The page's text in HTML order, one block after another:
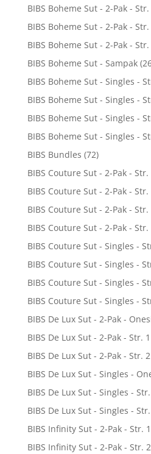
BIBS Boheme Sut - 2-Pak -
BIBS Boheme Sut - 2-Pak -
BIBS Boheme Sut - 2-Pak -
BIBS Boheme Sut - Sampak
BIBS Boheme Sut - Singles -
BIBS Boheme Sut - Singles -
BIBS Boheme Sut - Singles -
BIBS Boheme Sut - Singles -
BIBS Bundles (72)
BIBS Couture Sut - 2-Pak -
BIBS Couture Sut - 2-Pak -
BIBS Couture Sut - 2-Pak -
BIBS Couture Sut - 2-Pak -
BIBS Couture Sut - Singles -
BIBS Couture Sut - Singles -
BIBS Couture Sut - Singles -
BIBS Couture Sut - Singles -
BIBS De Lux Sut - 2-Pak -
BIBS De Lux Sut - 2-Pak - Str.
BIBS De Lux Sut - 2-Pak - Str.
BIBS De Lux Sut - Singles -
BIBS De Lux Sut - Singles -
BIBS De Lux Sut - Singles -
BIBS Infinity Sut - 2-Pak - Str. 1
BIBS Infinity Sut - 2-Pak - Str. 2